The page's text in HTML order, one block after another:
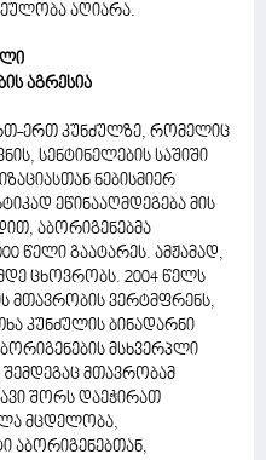
აღიარა.
აგრესია
ერთ კუნძულზე, რომელიც
სენტინელების საშიში
ნებისმიერ
ეწინააღმდეგება მის
აბორიგენებმა
წელი გაატარეს. ამჟამად,
ცხოვრობს. 2004 წელს
მთავრობის ვერტმფრენს,
კუნძულის ბინადარნი
მსხვერპლი
შემდეგაც მთავრობამ
შორს დაეჭირათ
მცდელობა,
აბორიგენებთან,